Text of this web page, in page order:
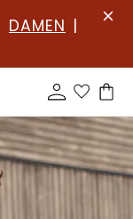
DAMEN |